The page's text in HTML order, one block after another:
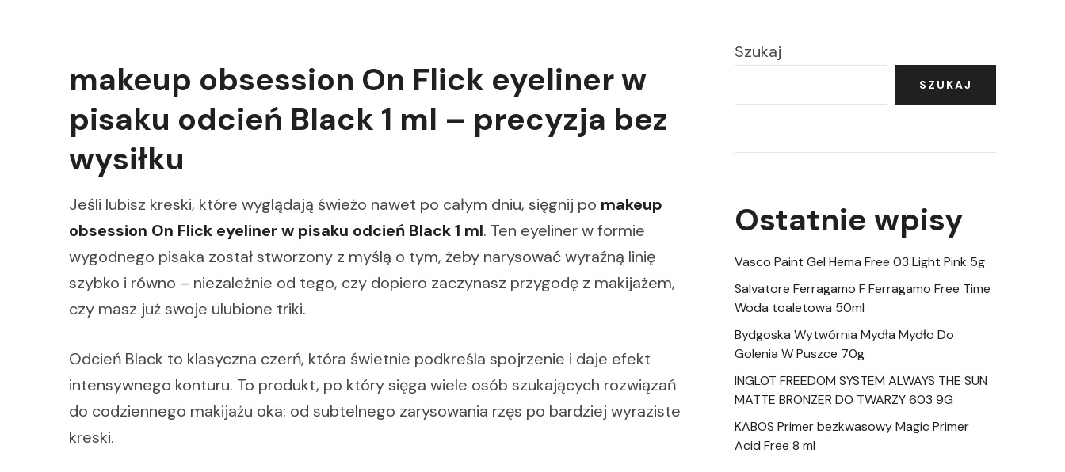
makeup obsession On Flick eyeliner w
pisaku odcień Black 1 ml – precyzja bez
wysiłku
Jeśli lubisz kreski, które wyglądają świeżo nawet po całym dniu, sięgnij po makeup
obsession On Flick eyeliner w pisaku odcień Black 1 ml. Ten eyeliner w formie
wygodnego pisaka został stworzony z myślą o tym, żeby narysować wyraźną linię
szybko i równo – niezależnie od tego, czy dopiero zaczynasz przygodę z makijażem,
czy masz już swoje ulubione triki.
Odcień Black to klasyczna czerń, która świetnie podkreśla spojrzenie i daje efekt
intensywnego konturu. To produkt, po który sięga wiele osób szukających rozwiązań
do codziennego makijażu oka: od subtelnego zarysowania rzęs po bardziej wyraziste
kreski.
Szukaj
SZUKAJ
Ostatnie wpisy
Vasco Paint Gel Hema Free 03 Light Pink 5g
Salvatore Ferragamo F Ferragamo Free Time
Woda toaletowa 50ml
Bydgoska Wytwórnia Mydła Mydło Do
Golenia W Puszce 70g
INGLOT FREEDOM SYSTEM ALWAYS THE SUN
MATTE BRONZER DO TWARZY 603 9G
KABOS Primer bezkwasowy Magic Primer
Acid Free 8 ml